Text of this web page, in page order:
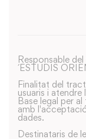
Responsable
´ESTUDIS
Finalitat del
usuaris i atendre
Base legal per
amb
dades.
Destinataris de